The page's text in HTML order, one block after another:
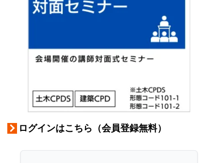
ログインはこちら（会員登録無料）